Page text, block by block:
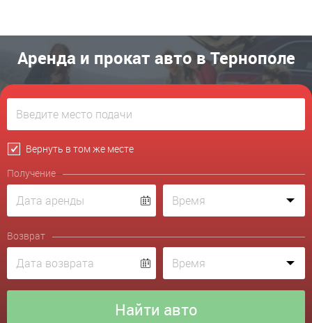
Аренда и прокат авто в Тернополе
Вернуть в том же месте
Получение
Возврат